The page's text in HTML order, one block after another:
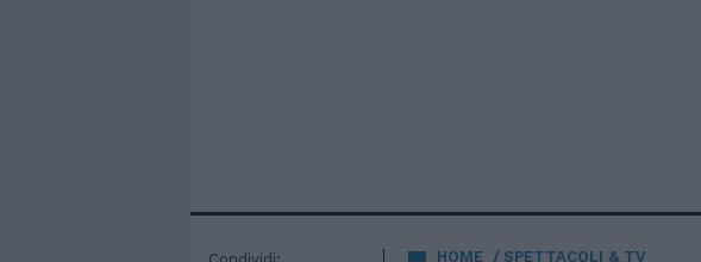
HOME SPETTACOLI & TV